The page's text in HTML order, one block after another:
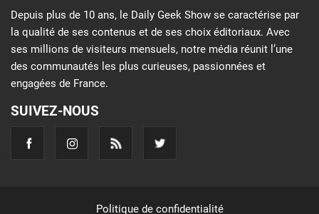
Depuis plus de 10 ans, le Daily Geek Show se caractérise par
la qualité de ses contenus et de ses choix éditoriaux. Avec
ses millions de visiteurs mensuels, notre média réunit l’une
des communautés les plus curieuses, passionnées et
engagées de France.
SUIVEZ-NOUS
Politique de confidentialité